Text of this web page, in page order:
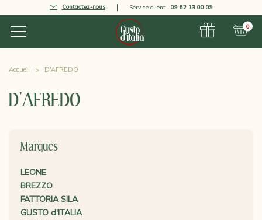
Contactez-nous Service client : 09 62 13 00 09
0
Accueil D'AFREDO
D'AFREDO
Marques
LEONE
BREZZO
FATTORIA SILA
GUSTO d'ITALIA